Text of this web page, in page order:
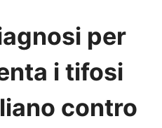
per
i tifosi
contro